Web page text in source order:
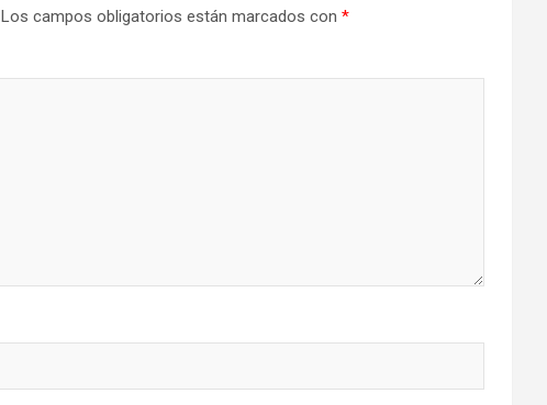
Los campos obligatorios están marcados con *